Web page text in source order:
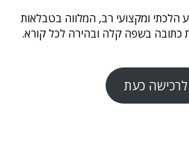
הלכתי ומקצועי רב, המלווה בטבלאות
כתובה בשפה קלה ובהירה לכל קורא.
לרכישה כעת